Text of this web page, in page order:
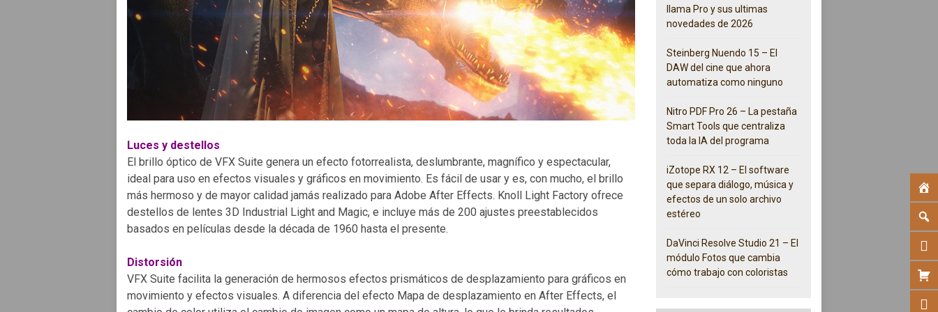
Luces y destellos
El brillo óptico de VFX Suite genera un efecto fotorrealista, deslumbrante, magnífico y espectacular,
ideal para uso en efectos visuales y gráficos en movimiento. Es fácil de usar y es, con mucho, el brillo
más hermoso y de mayor calidad jamás realizado para Adobe After Effects. Knoll Light Factory ofrece
destellos de lentes 3D Industrial Light and Magic, e incluye más de 200 ajustes preestablecidos
basados ​​en películas desde la década de 1960 hasta el presente.
Distorsión
VFX Suite facilita la generación de hermosos efectos prismáticos de desplazamiento para gráficos en
movimiento y efectos visuales. A diferencia del efecto Mapa de desplazamiento en After Effects, el
llama Pro y sus ultimas
novedades de 2026
Steinberg Nuendo 15 – El
DAW del cine que ahora
automatiza como ninguno
Nitro PDF Pro 26 – La pestaña
Smart Tools que centraliza
toda la IA del programa
iZotope RX 12 – El software
que separa diálogo, música y
efectos de un solo archivo
estéreo
DaVinci Resolve Studio 21 – El
módulo Fotos que cambia
cómo trabajo con coloristas